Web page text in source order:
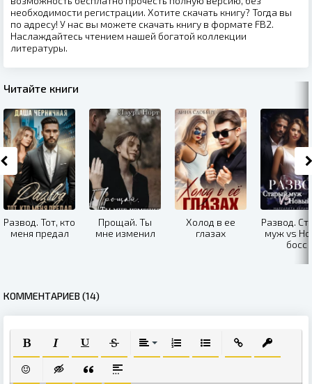
необходимости регистрации. Хотите скачать книгу? Тогда вы
по адресу! У нас вы можете скачать книгу в формате FB2.
Наслаждайтесь чтением нашей богатой коллекции
литературы.
Читайте книги
Развод. Тот, кто
меня предал
Прощай. Ты
мне изменил
Холод в ее
глазах
Развод.
муж vs
босс
КОММЕНТАРИЕВ (14)
ПОЛУЖИРНЫЙ
КУРСИВПОДЧЕРКНУТЫЙ
ЗАЧЕРКНУТЫЙВЫРАВНИВАНИЕ
НУМЕРОВАННЫЙ СПИСОК
МАРКИРОВАННЫЙ
ВСТАВИТЬ